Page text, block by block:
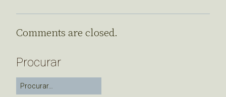
Comments are closed.
Procurar